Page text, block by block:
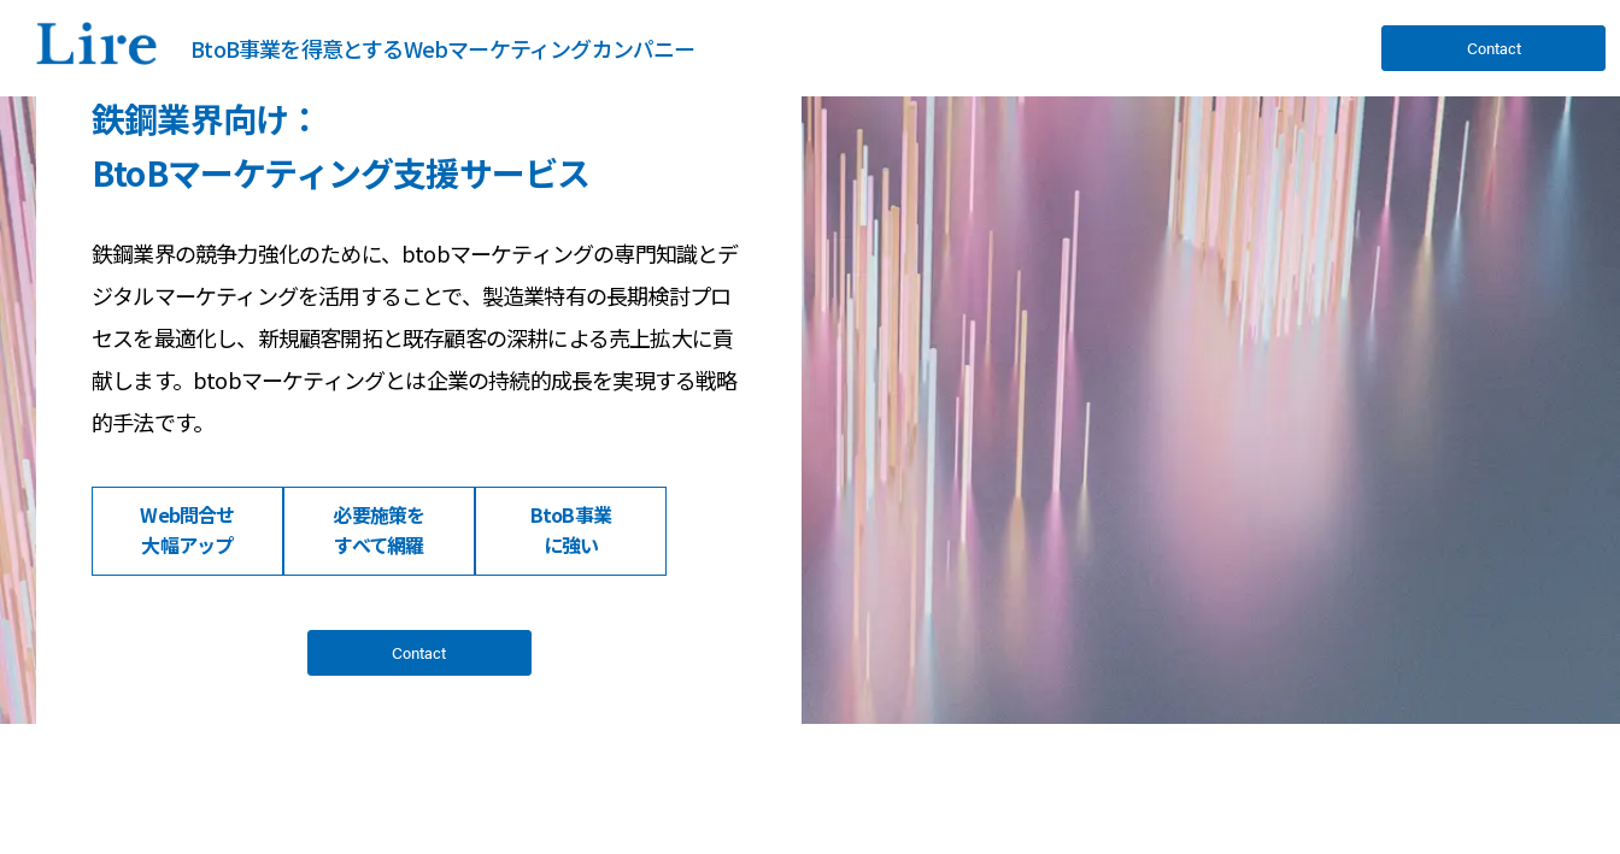
BtoB事業を得意とするWebマーケティングカンパニー Contact
鉄鋼業界向け：
BtoBマーケティング支援サービス
鉄鋼業界の競争力強化のために、btobマーケティングの専門知識とデ
ジタルマーケティングを活用することで、製造業特有の長期検討プロ
セスを最適化し、新規顧客開拓と既存顧客の深耕による売上拡大に貢
献します。btobマーケティングとは企業の持続的成長を実現する戦略
的手法です。
Web問合せ
大幅アップ
必要施策を
すべて網羅
BtoB事業
に強い
Contact